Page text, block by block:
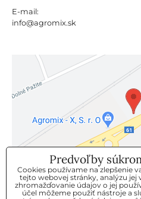
E-mail:
info@agromix.sk
KLIENTSKÝ SERVIS
Predvoľby
Cookies používame na zlepšenie
tejto webovej stránky, analýzu jej
zhromažďovanie údajov o jej
účel môžeme použiť nástroje a